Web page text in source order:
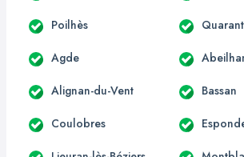
Poilhès
Agde
Alignan-du-Vent Bassan
Coulobres